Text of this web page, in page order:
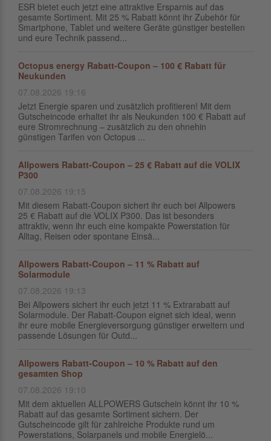
ESR bietet euch jetzt eine attraktive Ersparnis auf das
gesamte Sortiment. Mit 25 % Rabatt könnt ihr Zubehör für
Smartphone, Tablet und weitere Geräte günstiger bestellen
und eure Technik passend...
Octopus energy Rabatt-Coupon – 100 € Rabatt für
Neukunden
07.08.2026 19:16
Jetzt Energie sparen und zusätzlich profitieren! Mit dem
Gutscheincode erhaltet ihr als Neukunden 100 € Rabatt auf
eure Stromrechnung – zusätzlich zu den ohnehin
günstigen Tarifen von Octopus ...
Allpowers Rabatt-Coupon – 25 € Rabatt auf die VOLIX
P300
07.08.2026 19:15
Mit diesem Rabatt-Coupon sichert ihr euch bei Allpowers
25 € Rabatt auf die VOLIX P300. Das ist besonders
attraktiv, wenn ihr euch eine kompakte Powerstation für
Alltag, Reisen oder spontane Einsä...
Allpowers Rabatt-Coupon – 11 % Rabatt auf
Solarmodule
07.08.2026 19:13
Bei Allpowers sichert ihr euch jetzt 11 % Extrarabatt auf
Solarmodule. Der Rabatt-Coupon eignet sich ideal, wenn
ihr eure mobile Energieversorgung günstiger erweitern und
passende Lösungen für Outd...
Allpowers Rabatt-Coupon – 10 % Rabatt auf den
gesamten Shop
07.08.2026 19:10
Mit dem aktuellen ALLPOWERS Gutschein könnt ihr 10 %
Rabatt auf das gesamte Sortiment sichern. Der
Gutscheincode gilt für zahlreiche Produkte rund um
Powerstations, Solarpanels und mobile Energielö...